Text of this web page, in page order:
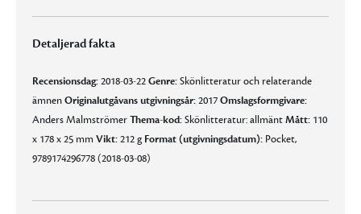
Detaljerad fakta
Recensionsdag:2018-03-22Genre:Skönlitteratur och relaterande
ämnenOriginalutgåvans utgivningsår:2017Omslagsformgivare:
Anders MalmströmerThema-kod:Skönlitteratur: allmäntMått: 110
x 178 x 25 mmVikt:212 g Format (utgivningsdatum): Pocket,
9789174296778 (2018-03-08)